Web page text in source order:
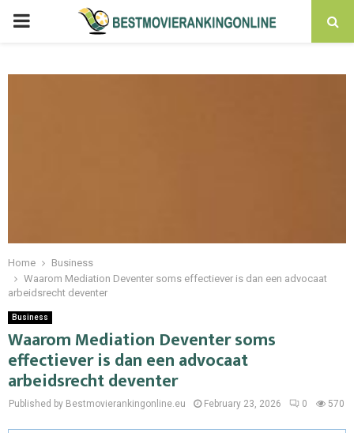
PRIMARY
Home
Business
Waarom Mediation Deventer soms effectiever is dan een advocaat
arbeidsrecht deventer
Business
Waarom Mediation Deventer soms
effectiever is dan een advocaat
arbeidsrecht deventer
Published by Bestmovierankingonline.eu February 23, 2026 0 570